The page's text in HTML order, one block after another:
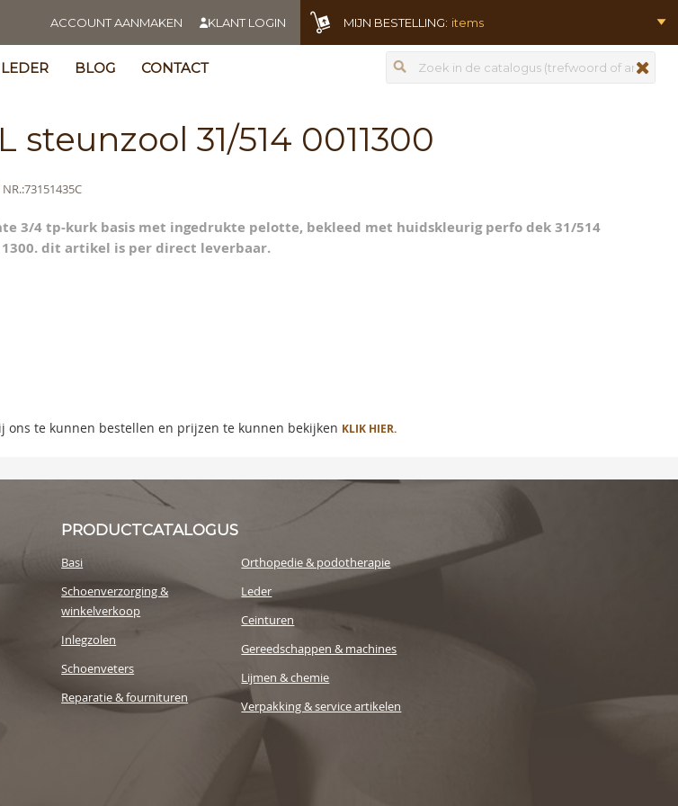
ACCOUNT AANMAKEN KLANT LOGIN MIJN BESTELLING: items
BLOG CONTACT Zoeken
steunzool 31/514 0011300
NR.73151435C
3/4 tp-kurk basis met ingedrukte pelotte, bekleed met huidskleurig perfo dek 31/514
dit artikel is per direct leverbaar.
te kunnen bestellen en prijzen te kunnen bekijken KLIK HIER.
PRODUCTCATALOGUS
Basi
Schoenverzorging &
winkelverkoop
Inlegzolen
Schoenveters
Reparatie & fournituren
Orthopedie & podotherapie
Leder
Ceinturen
Gereedschappen & machines
Lijmen & chemie
Verpakking & service artikelen